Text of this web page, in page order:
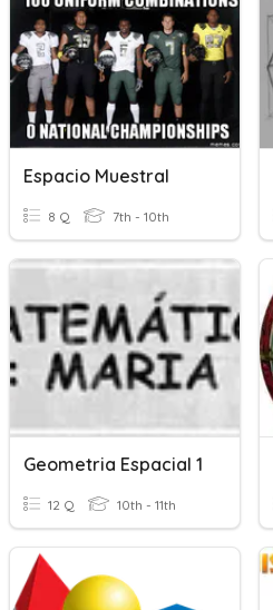
Espacio Muestral
8 Q 7th - 10th
Geometria Espacial 1
12 Q 10th - 11th